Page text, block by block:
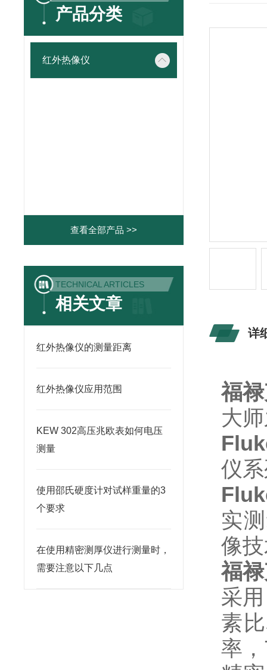
产品分类
红外热像仪
查看全部产品 >>
TECHNICAL ARTICLES
相关文章
红外热像仪的测量距离
红外热像仪应用范围
KEW 302高压兆欧表如何电压
测量
使用邵氏硬度计对试样重量的3
个要求
在使用精密测厚仪进行测量时，
需要注意以下几点
详
福
大
仪
实
像
福
采
素
率